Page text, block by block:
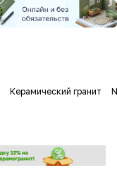
Керамический гранит